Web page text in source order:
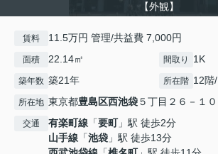
【外観】
賃料 11.5万円 管理/共益費 7,000円
面積 22.14㎡ 間取り 1K
築年数 築21年 所在階 12階
所在地 東京都豊島区西池袋５丁目２６－１０
交通 有楽町線 「要町」駅 徒歩2分
山手線 「池袋 」駅 徒歩13分